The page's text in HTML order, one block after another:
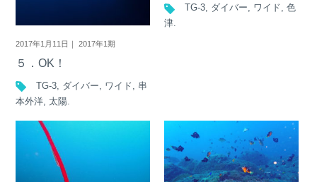
2017年1月11日｜ 2017年1期
５．OK！
TG-3 ダイバー ワイド
串
本外洋 太陽
TG-3, ダイバー, ワイド,色
津.